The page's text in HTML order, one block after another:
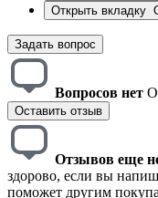
Открыть вкладку
Задать вопрос
Вопросов нет
Оставить отзыв
Отзывов еще
здорово, если вы
поможет другим